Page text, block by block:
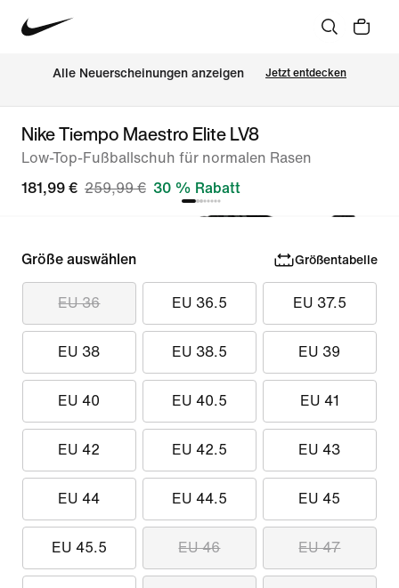
Alle Neuerscheinungen anzeigen Jetzt entdecken
Nike Tiempo Maestro Elite LV8
Low-Top-Fußballschuh für normalen Rasen
181,99 € 259,99 € 30 % Rabatt
Größe auswählen Größentabelle
EU 36 EU 36.5 EU 37.5
EU 38 EU 38.5 EU 39
EU 40 EU 40.5 EU 41
EU 42 EU 42.5 EU 43
EU 44 EU 44.5 EU 45
EU 45.5 EU 46 EU 47